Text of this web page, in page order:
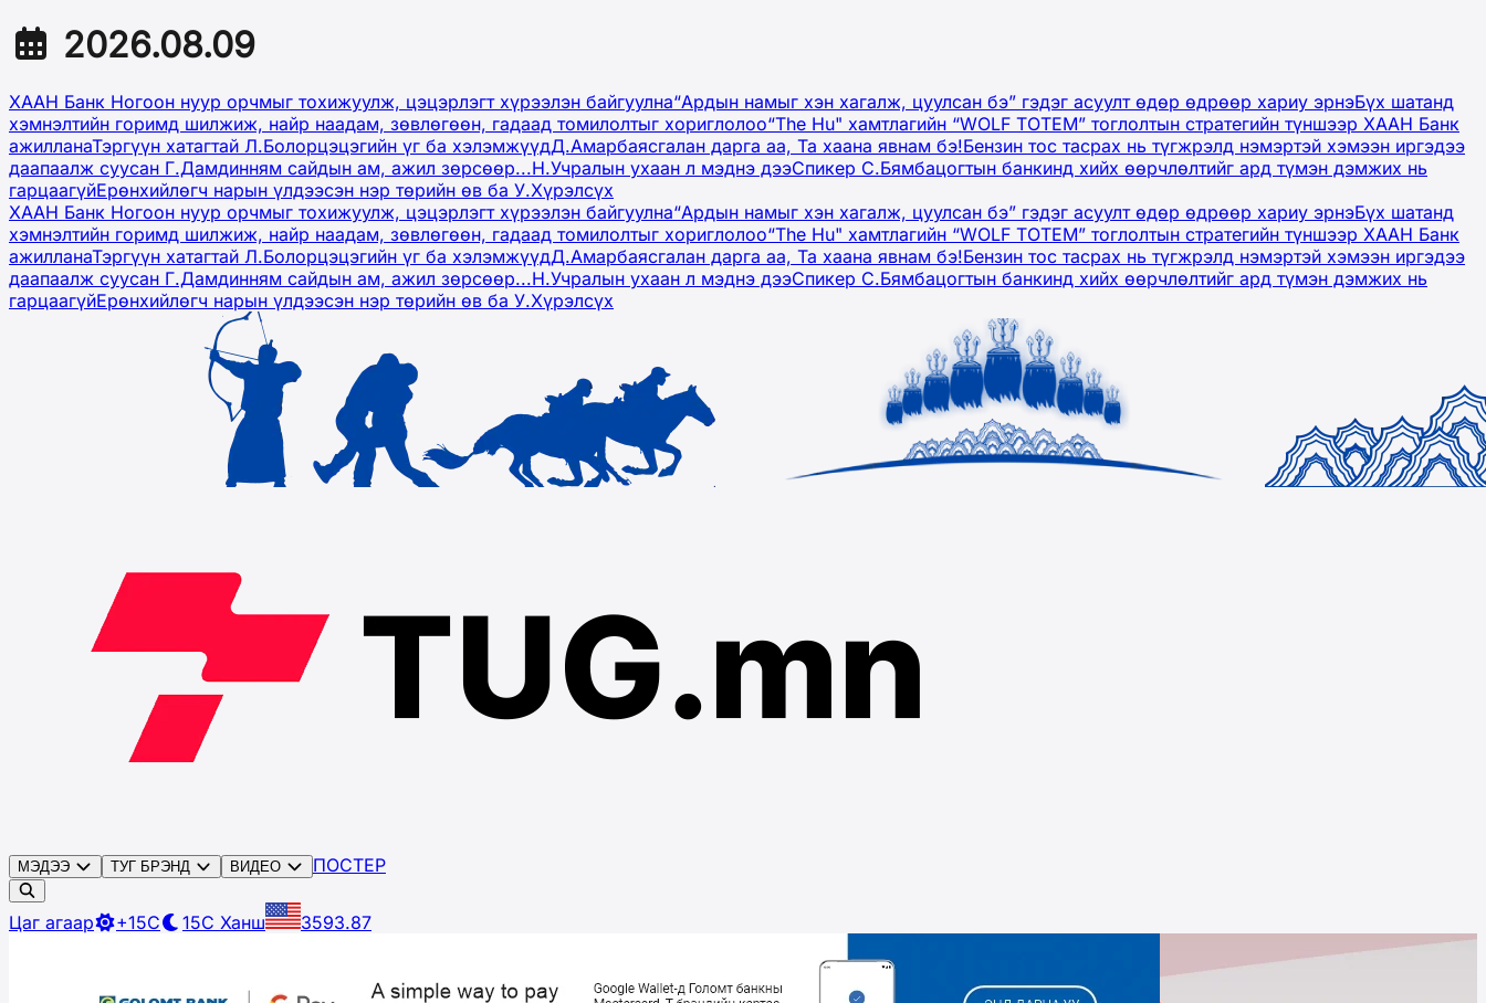
2026.08.09
ХААН Банк Ногоон нуур орчмыг тохижуулж, цэцэрлэгт хүрээлэн байгуулна“Ардын намыг хэн хагалж, цуулсан бэ” гэдэг асуулт өдөр өдрөөр хариу эрнэБүх шатанд
хэмнэлтийн горимд шилжиж, найр наадам, зөвлөгөөн, гадаад томилолтыг хориглолоо“The Hu" хамтлагийн “WOLF TOTEM” тоглолтын стратегийн түншээр ХААН Банк
ажилланаТэргүүн хатагтай Л.Болорцэцэгийн үг ба хэлэмжүүдД.Амарбаясгалан дарга аа, Та хаана явнам бэ!Бензин тос тасрах нь түгжрэлд нэмэртэй хэмээн иргэдээ
даапаалж суусан Г.Дамдинням сайдын ам, ажил зөрсөөр...Н.Учралын ухаан л мэднэ дээСпикер С.Бямбацогтын банкинд хийх өөрчлөлтийг ард түмэн дэмжих нь
гарцаагүйЕрөнхийлөгч нарын үлдээсэн нэр төрийн өв ба У.Хүрэлсүх
ХААН Банк Ногоон нуур орчмыг тохижуулж, цэцэрлэгт хүрээлэн байгуулна“Ардын намыг хэн хагалж, цуулсан бэ” гэдэг асуулт өдөр өдрөөр хариу эрнэБүх шатанд
хэмнэлтийн горимд шилжиж, найр наадам, зөвлөгөөн, гадаад томилолтыг хориглолоо“The Hu" хамтлагийн “WOLF TOTEM” тоглолтын стратегийн түншээр ХААН Банк
ажилланаТэргүүн хатагтай Л.Болорцэцэгийн үг ба хэлэмжүүдД.Амарбаясгалан дарга аа, Та хаана явнам бэ!Бензин тос тасрах нь түгжрэлд нэмэртэй хэмээн иргэдээ
даапаалж суусан Г.Дамдинням сайдын ам, ажил зөрсөөр...Н.Учралын ухаан л мэднэ дээСпикер С.Бямбацогтын банкинд хийх өөрчлөлтийг ард түмэн дэмжих нь
гарцаагүйЕрөнхийлөгч нарын үлдээсэн нэр төрийн өв ба У.Хүрэлсүх
МЭДЭЭ ТУГ БРЭНД ВИДЕО ПОСТЕР
Цаг агаар +15C 15C Ханш 3593.87